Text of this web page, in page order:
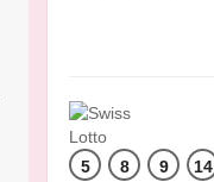
5 8 9 14